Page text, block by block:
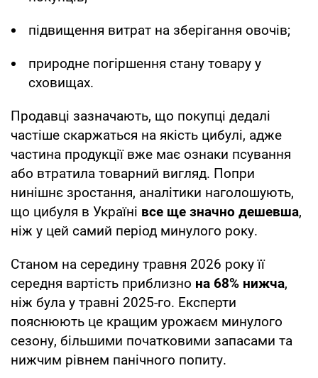
підвищення витрат на зберігання овочів;
природне погіршення стану товару у
сховищах.
Продавці зазначають, що покупці дедалі
частіше скаржаться на якість цибулі, адже
частина продукції вже має ознаки псування
або втратила товарний вигляд. Попри
нинішнє зростання, аналітики наголошують,
що цибуля в Україні все ще значно дешевша,
ніж у цей самий період минулого року.
Станом на середину травня 2026 року її
середня вартість приблизно на 68% нижча,
ніж була у травні 2025-го. Експерти
пояснюють це кращим урожаєм минулого
сезону, більшими початковими запасами та
нижчим рівнем панічного попиту.